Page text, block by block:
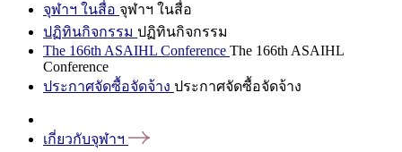
จุฬาฯ ในสื่อ จุฬาฯ ในสื่อ
ปฏิทินกิจกรรม ปฏิทินกิจกรรม
The 166th ASAIHL Conference The 166th ASAIHL
Conference
ประกาศจัดซื้อจัดจ้าง ประกาศจัดซื้อจัดจ้าง
เกี่ยวกับจุฬาฯ